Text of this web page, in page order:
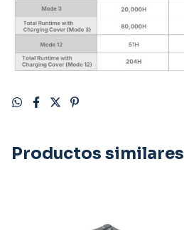
Productos similares